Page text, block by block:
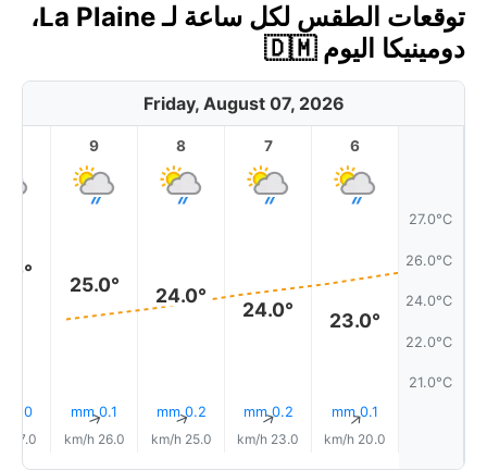
توقعات الطقس لكل ساعة لـ La Plaine،
دومينيكا اليوم 🇩🇲
Friday, August 07, 2026
27.0°C
26.0°C
24.0°C
22.0°C
21.0°C
6
23.0°
0.1 mm
↑
20.0 km/h
7
24.0°
0.2 mm
↑
23.0 km/h
8
24.0°
0.2 mm
↑
25.0 km/h
9
25.0°
0.1 mm
↑
26.0 km/h
0.0 mm
27.0 km/h